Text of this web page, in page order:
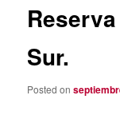
Sur.
Posted on